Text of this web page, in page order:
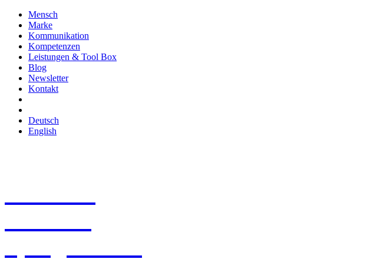
Mensch
Marke
Kommunikation
Kompetenzen
Leistungen & Tool Box
Blog
Newsletter
Kontakt
Deutsch
English